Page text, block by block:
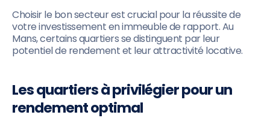
Choisir le bon secteur est crucial pour la réussite de
votre investissement en immeuble de rapport. Au
Mans, certains quartiers se distinguent par leur
potentiel de rendement et leur attractivité locative.
Les quartiers à privilégier pour un
rendement optimal